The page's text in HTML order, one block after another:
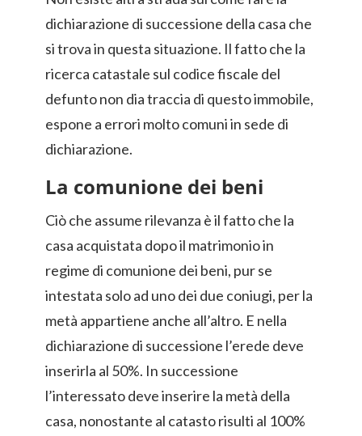
dichiarazione di successione della casa che
si trova in questa situazione. Il fatto che la
ricerca catastale sul codice fiscale del
defunto non dia traccia di questo immobile,
espone a errori molto comuni in sede di
dichiarazione.
La comunione dei beni
Ciò che assume rilevanza è il fatto che la
casa acquistata dopo il matrimonio in
regime di comunione dei beni, pur se
intestata solo ad uno dei due coniugi, per la
metà appartiene anche all’altro. E nella
dichiarazione di successione l’erede deve
inserirla al 50%. In successione
l’interessato deve inserire la metà della
casa, nonostante al catasto risulti al 100%